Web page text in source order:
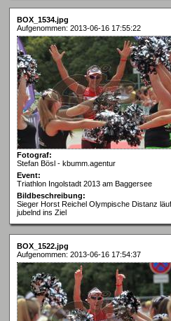
BOX_1534.jpg
Aufgenommen: 2013-06-16 17:55:22
Fotograf:
Stefan Bösl - kbumm.agentur
Event:
Triathlon Ingolstadt 2013 am Baggersee
Bildbeschreibung:
Sieger Horst Reichel Olympische Distanz
jubelnd ins Ziel
BOX_1522.jpg
Aufgenommen: 2013-06-16 17:54:37